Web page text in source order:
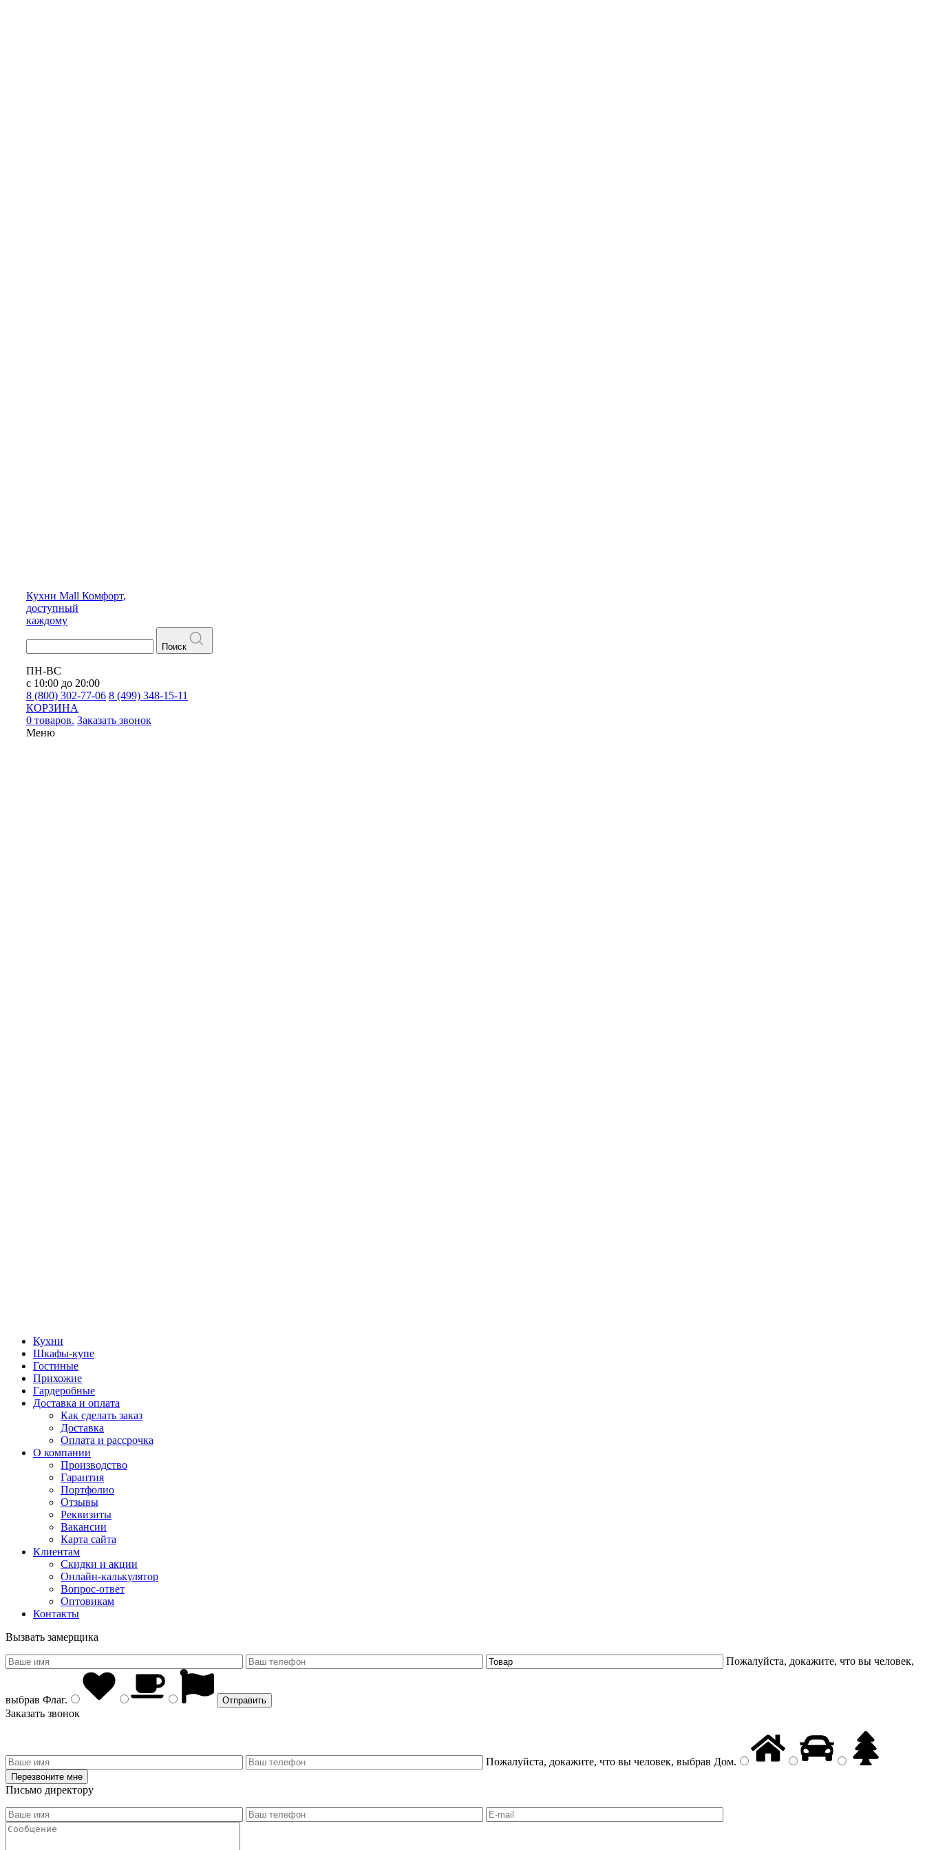
Кухни Mall Комфорт,
доступный
каждому
Поиск
ПН-ВС
с 10:00 до 20:00
8 (800) 302-77-06 8 (499) 348-15-11
КОРЗИНА
0 товаров. Заказать звонок
Меню
Кухни
Шкафы-купе
Гостиные
Прихожие
Гардеробные
Доставка и оплата
Как сделать заказ
Доставка
Оплата и рассрочка
О компании
Производство
Гарантия
Портфолио
Отзывы
Реквизиты
Вакансии
Карта сайта
Клиентам
Скидки и акции
Онлайн-калькулятор
Вопрос-ответ
Оптовикам
Контакты
Вызвать замерщика
Пожалуйста, докажите, что вы человек,
выбрав Флаг.
Заказать звонок
Пожалуйста, докажите, что вы человек, выбрав Дом.
Письмо директору